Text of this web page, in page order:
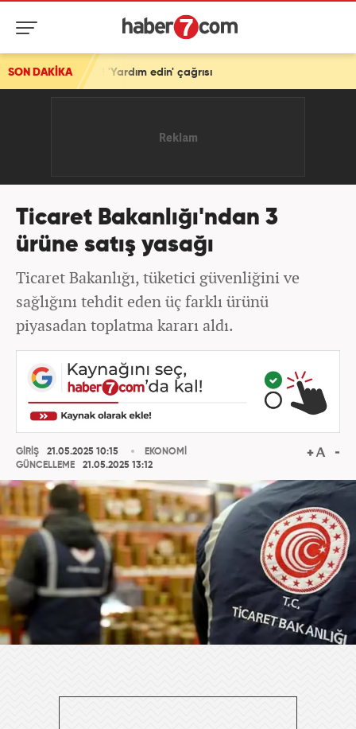
SON DAKİKA
'Yardım edin' çağrısı
Ticaret Bakanlığı'ndan 3
ürüne satış yasağı
Ticaret Bakanlığı, tüketici güvenliğini ve
sağlığını tehdit eden üç farklı ürünü
piyasadan toplatma kararı aldı.
GİRİŞ
21.05.2025 10:15
GÜNCELLEME
21.05.2025 13:12
EKONOMİ